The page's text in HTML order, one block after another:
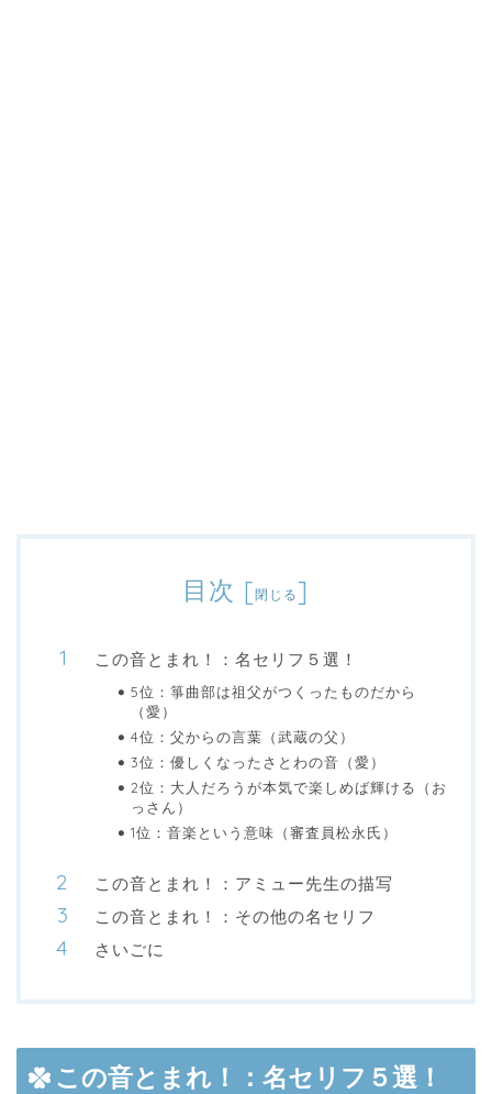
目次 [閉じる]
この音とまれ！：名セリフ５選！
5位：箏曲部は祖父がつくったものだから
（愛）
4位：父からの言葉（武蔵の父）
3位：優しくなったさとわの音（愛）
2位：大人だろうが本気で楽しめば輝ける（お
っさん）
1位：音楽という意味（審査員松永氏）
この音とまれ！：アミュー先生の描写
この音とまれ！：その他の名セリフ
さいごに
この音とまれ！：名セリフ５選！